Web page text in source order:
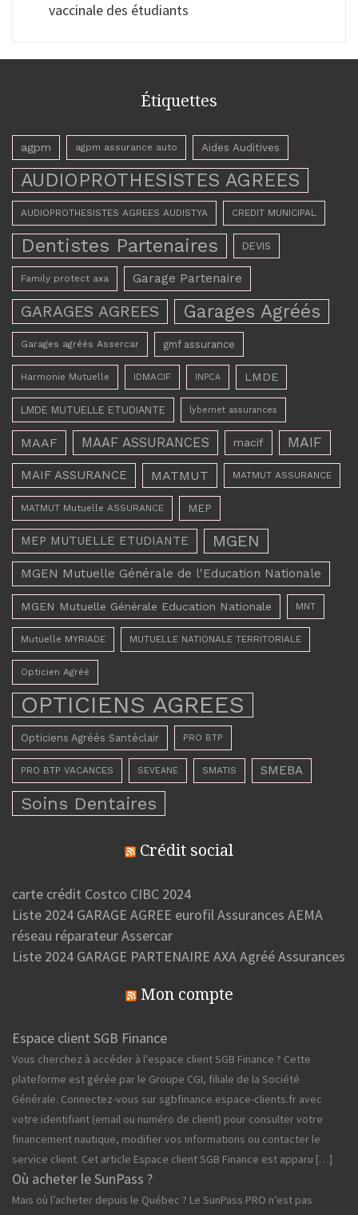
vaccinale des étudiants
Étiquettes
agpm agpm assurance auto Aides Auditives
AUDIOPROTHESISTES AGREES
AUDIOPROTHESISTES AGREES AUDISTYA CREDIT MUNICIPAL
Dentistes Partenaires DEVIS
Family protect axa Garage Partenaire
GARAGES AGREES Garages Agréés
Garages agréés Assercar gmf assurance
Harmonie Mutuelle IDMACIF INPCA LMDE
LMDE MUTUELLE ETUDIANTE lybernet assurances
MAAF MAAF ASSURANCES macif MAIF
MAIF ASSURANCE MATMUT MATMUT ASSURANCE
MATMUT Mutuelle ASSURANCE MEP
MEP MUTUELLE ETUDIANTE MGEN
MGEN Mutuelle Générale de l'Education Nationale
MGEN Mutuelle Générale Education Nationale MNT
Mutuelle MYRIADE MUTUELLE NATIONALE TERRITORIALE
Opticien Agréé
OPTICIENS AGREES
Opticiens Agréés Santéclair PRO BTP
PRO BTP VACANCES SEVEANE SMATIS SMEBA
Soins Dentaires
Crédit social
carte crédit Costco CIBC 2024
Liste 2024 GARAGE AGREE eurofil Assurances AEMA
réseau réparateur Assercar
Liste 2024 GARAGE PARTENAIRE AXA Agréé Assurances
Mon compte
Espace client SGB Finance
Vous cherchez à accéder à l’espace client SGB Finance ? Cette
plateforme est gérée par le Groupe CGI, filiale de la Société
Générale. Connectez-vous sur sgbfinance.espace-clients.fr avec
votre identifiant (email ou numéro de client) pour consulter votre
financement nautique, modifier vos informations ou contacter le
service client. Cet article Espace client SGB Finance est apparu […]
Où acheter le SunPass ?
Mais où l’acheter depuis le Québec ? Le SunPass PRO n’est pas